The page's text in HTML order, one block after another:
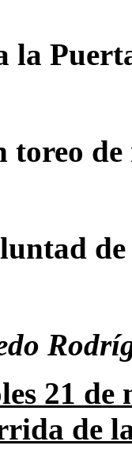
la
toreo
21 de
de